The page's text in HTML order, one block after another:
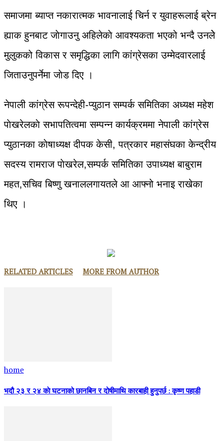
समाजमा ब्याप्त नकारात्मक भावनालाई चिर्न र युवाहरूलाई ब्रेन
ह्याक हुनबाट जाेगाउनु अहिलेकाे आवश्यकता भएको भन्दै उनलेे
मुलुकको विकास र समृद्धिका लागि कांग्रेसका उम्मेदवारलाई
जिताउनुपर्नेमा जाेड दिए ।
नेपाली कांग्रेस रूपन्देही-प्युठान सम्पर्क समितिका अध्यक्ष महेश
पाेखरेलकाे सभापतित्वमा सम्पन्न कार्यक्रममा नेपाली कांग्रेस
प्युठानका काेषाध्यक्ष दीपक केसी, पत्रकार महासंघका केन्द्रीय
सदस्य रामराज पाेखरेल,सम्पर्क समितिका उपाध्यक्ष बाबुराम
महत,सचिव बिष्णु खनाललगायतले आ आफ्नो भनाइ राखेका
थिए ।
RELATED ARTICLES MORE FROM AUTHOR
home
भदौ २३ र २४ काे घटनाको छानबिन र दोषीमाथि कारबाही हुनुपर्छ : कृष्ण पहाडी